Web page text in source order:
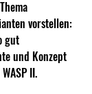
vorstellen:
gut
und Konzept
II.